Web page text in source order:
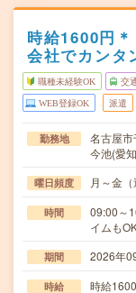
時給1600円
会社でカンタ
職種未経験OK 交
WEB登録OK 派遣
勤務地
名古屋
今池(愛
曜日頻度 月～金
時間
09:00～
イムも
期間 2026年
時給 時給